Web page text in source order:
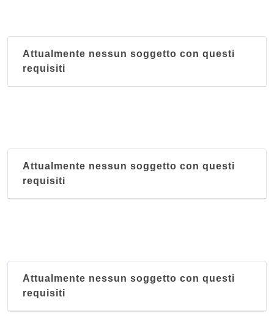
Attualmente nessun soggetto con questi
requisiti
Attualmente nessun soggetto con questi
requisiti
Attualmente nessun soggetto con questi
requisiti